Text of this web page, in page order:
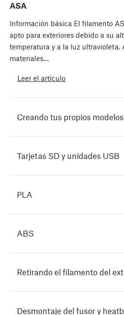
ASA
Información básica El filamento
apto para exteriores debido a su
temperatura y a la luz ultravioleta.
materiales…
Leer el artículo
Creando tus propios
Tarjetas SD y unidades USB
PLA
ABS
Retirando el filamento del
Desmontaje del fusor y